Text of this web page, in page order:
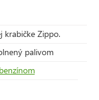
krabičke Zippo.
palivom